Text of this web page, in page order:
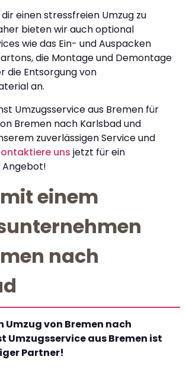
dir einen stressfreien Umzug zu
bieten wir auch optional
wie das Ein- und Auspacken
die Montage und Demontage
die Entsorgung von
an.
Umzugsservice aus Bremen für
Bremen nach Karlsbad und
zuverlässigen Service und
uns jetzt für ein
einem
nach
Umzug von Bremen nach
Umzugsservice aus Bremen ist
Partner!